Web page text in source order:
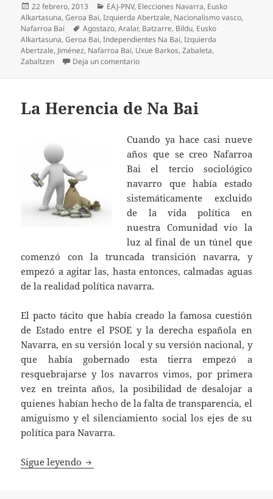
Publicado
el
22 febrero, 2013 Categorías
EAJ-PNV, Elecciones Navarra, Eusko
Alkartasuna,Geroa Bai,Izquierda Abertzale, Nacionalismo vasco,
Nafarroa Bai
Etiquetas
Agostazo,Aralar, Batzarre, Bildu, Eusko
Alkartasuna,Geroa Bai,Independientes Na Bai,Izquierda
Abertzale, Jiménez, Nafarroa Bai, Uxue Barkos,Zabaleta,
Zabaltzen
Deja un comentarioen Tránsfugas
La Herencia de Na Bai
Cuando ya hace casi nueve
años que se creo Nafarroa
Bai el tercio sociológico
navarro que había estado
sistemáticamente excluido
de la vida política en
nuestra Comunidad vio la
luz al final de un túnel que
comenzó con la truncada transición navarra, y
empezó a agitar las, hasta entonces, calmadas aguas
de la realidad política navarra.
El pacto tácito que había creado la famosa cuestión
de Estado entre el PSOE y la derecha española en
Navarra, en su versión local y su versión nacional, y
que había gobernado esta tierra empezó a
resquebrajarse y los navarros vimos, por primera
vez en treinta años, la posibilidad de desalojar a
quienes habían hecho de la falta de transparencia, el
amiguismo y el silenciamiento social los ejes de su
política para Navarra.
Sigue leyendo La Herencia de Na Bai